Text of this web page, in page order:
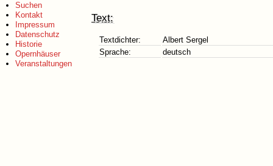
Suchen
Kontakt
Impressum
Datenschutz
Historie
Opernhäuser
Veranstaltungen
Text:
Textdichter:
Albert Sergel
Sprache:
deutsch